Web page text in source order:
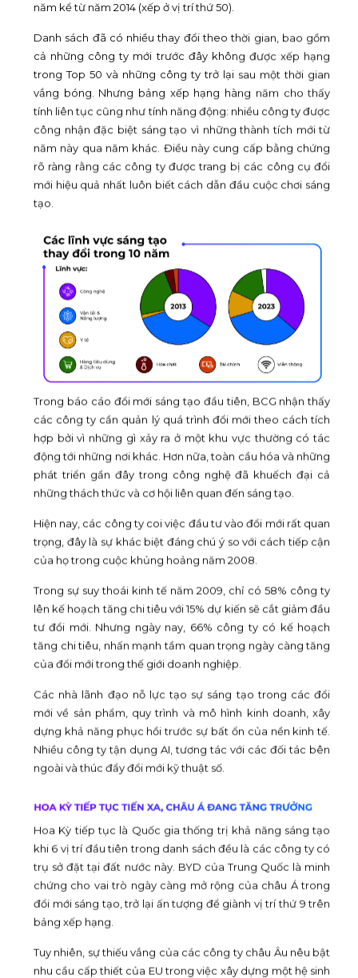
năm kể từ năm 2014 (xếp ở vị trí thứ 50).
Danh sách đã có nhiều thay đổi theo thời gian, bao gồm
cả những công ty mới trước đây không được xếp hạng
trong Top 50 và những công ty trở lại sau một thời gian
vắng bóng. Nhưng bảng xếp hạng hàng năm cho thấy
tính liên tục cũng như tính năng động: nhiều công ty được
công nhận đặc biệt sáng tạo vì những thành tích mới từ
năm này qua năm khác. Điều này cung cấp bằng chứng
rõ ràng rằng các công ty được trang bị các công cụ đổi
mới hiệu quả nhất luôn biết cách dẫn đầu cuộc chơi sáng
tạo.
Trong báo cáo đổi mới sáng tạo đầu tiên, BCG nhận thấy
các công ty cần quản lý quá trình đổi mới theo cách tích
hợp bởi vì những gì xảy ra ở một khu vực thường có tác
động tới những nơi khác. Hơn nữa, toàn cầu hóa và những
phát triển gần đây trong công nghệ đã khuếch đại cả
những thách thức và cơ hội liên quan đến sáng tạo.
Hiện nay, các công ty coi việc đầu tư vào đổi mới rất quan
trọng, đây là sự khác biệt đáng chú ý so với cách tiếp cận
của họ trong cuộc khủng hoảng năm 2008.
Trong sự suy thoái kinh tế năm 2009, chỉ có 58% công ty
lên kế hoạch tăng chi tiêu với 15% dự kiến sẽ cắt giảm đầu
tư đổi mới. Nhưng ngày nay, 66% công ty có kế hoạch
tăng chi tiêu, nhấn mạnh tầm quan trọng ngày càng tăng
của đổi mới trong thế giới doanh nghiệp.
Các nhà lãnh đạo nỗ lực tạo sự sáng tạo trong các đổi
mới về sản phẩm, quy trình và mô hình kinh doanh, xây
dựng khả năng phục hồi trước sự bất ổn của nền kinh tế.
Nhiều công ty tận dụng AI, tương tác với các đối tác bên
ngoài và thúc đẩy đổi mới kỹ thuật số.
Hoa Kỳ tiếp tục là Quốc gia thống trị khả năng sáng tạo
khi 6 vị trí đầu tiên trong danh sách đều là các công ty có
trụ sở đặt tại đất nước này. BYD của Trung Quốc là minh
chứng cho vai trò ngày càng mở rộng của châu Á trong
đổi mới sáng tạo, trở lại ấn tượng để giành vị trí thứ 9 trên
bảng xếp hạng.
Tuy nhiên, sự thiếu vắng của các công ty châu Âu nêu bật
nhu cầu cấp thiết của EU trong việc xây dựng một hệ sinh